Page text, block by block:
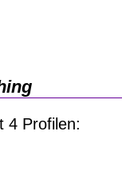
4 Profilen: